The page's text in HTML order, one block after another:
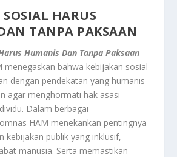
HARUS
TANPA PAKSAAN
Humanis Dan Tanpa Paksaan
menegaskan bahwa kebijakan sosial
dengan pendekatan yang humanis
agar menghormati hak asasi
Dalam berbagai
HAM menekankan pentingnya
kebijakan publik yang inklusif,
manusia. Serta memastikan